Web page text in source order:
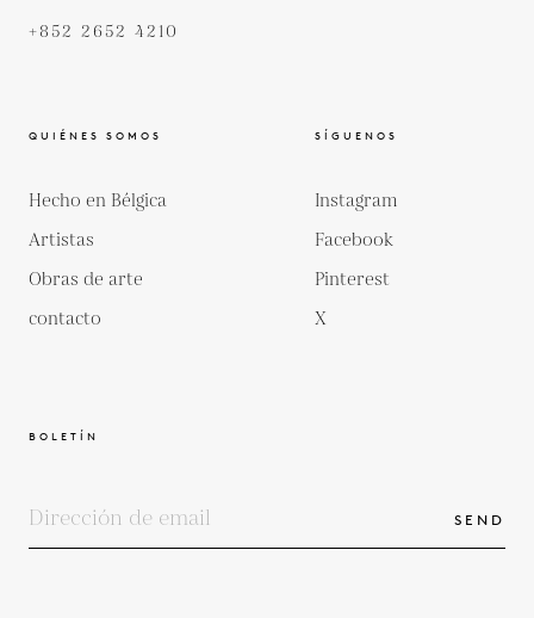
+852 2652 4210
QUIÉNES SOMOS
Hecho en Bélgica
Artistas
Obras de arte
contacto
SÍGUENOS
Instagram
Facebook
Pinterest
X
BOLETÍN
SEND